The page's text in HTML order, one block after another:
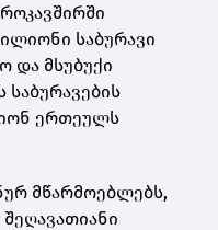
საბურავი
და მსუბუქი
ერთეულს
მწარმოებლებს,